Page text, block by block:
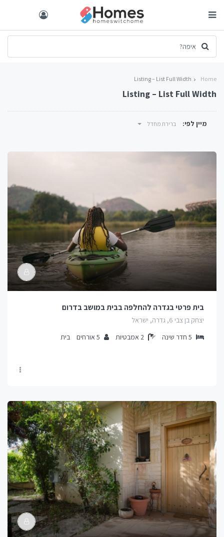
Home
Listing – List Full Width
Listing – List Full Width
מיין לפי: ברירת מחדל
בית פרטי בגדרה להחלפה בבית במושב בדרום
יצחק בן צבי 6, גדרה, ישראל
5 חדר שינה 2 אמבטיות 5 אורחים בית